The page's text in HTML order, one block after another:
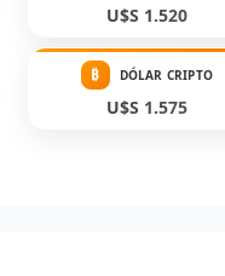
U$S 1.520
₿ DÓLAR CRIPTO
U$S 1.575